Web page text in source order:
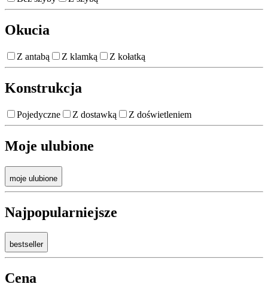
Okucia
Z antabą Z klamką Z kołatką
Konstrukcja
Pojedyczne Z dostawką Z doświetleniem
Moje ulubione
moje ulubione
Najpopularniejsze
bestseller
Cena